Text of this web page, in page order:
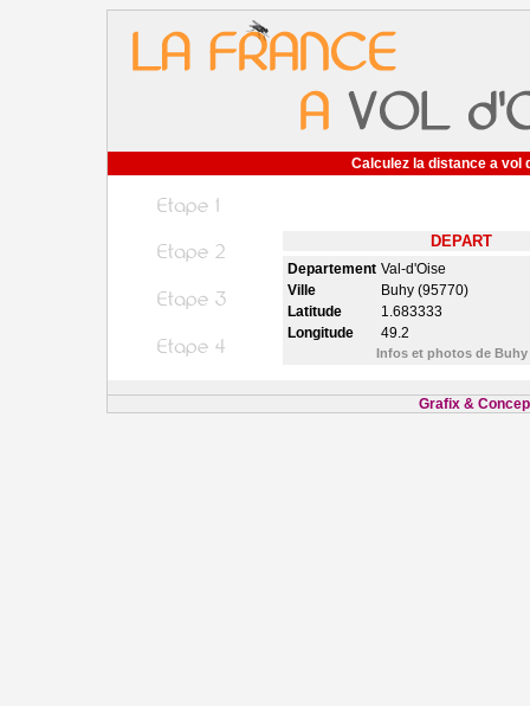
Calculez la distance a vol
DEPART
Departement Val-d'Oise
Ville
Buhy (95770)
Latitude
1.683333
Longitude
49.2
Infos et photos de Buhy
Grafix &